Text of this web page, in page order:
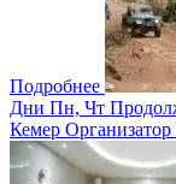
Подробнее
Дни Пн, Чт
Кемер Организатор